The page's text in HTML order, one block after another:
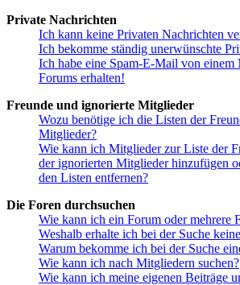
Private Nachrichten
Ich kann keine Privaten Nachrichten
Ich bekomme ständig unerwünschte
Ich habe eine Spam-E-Mail von einem
Forums erhalten!
Freunde und ignorierte Mitglieder
Wozu benötige ich die Listen der
Mitglieder?
Wie kann ich Mitglieder zur Liste der
der ignorierten Mitglieder hinzufügen
den Listen entfernen?
Die Foren durchsuchen
Wie kann ich ein Forum oder mehrere
Weshalb erhalte ich bei der Suche
Warum bekomme ich bei der Suche
Wie kann ich nach Mitgliedern suchen?
Wie kann ich meine eigenen Beiträge